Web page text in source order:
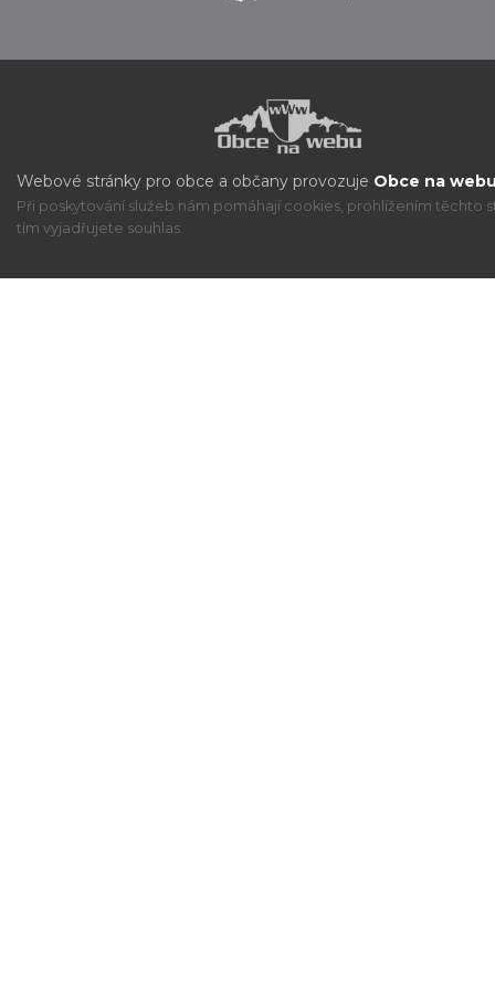
Webové stránky pro obce a občany provozuje Obce na
Při poskytování služeb nám pomáhají cookies, prohlížením těchto
tím vyjadřujete souhlas.